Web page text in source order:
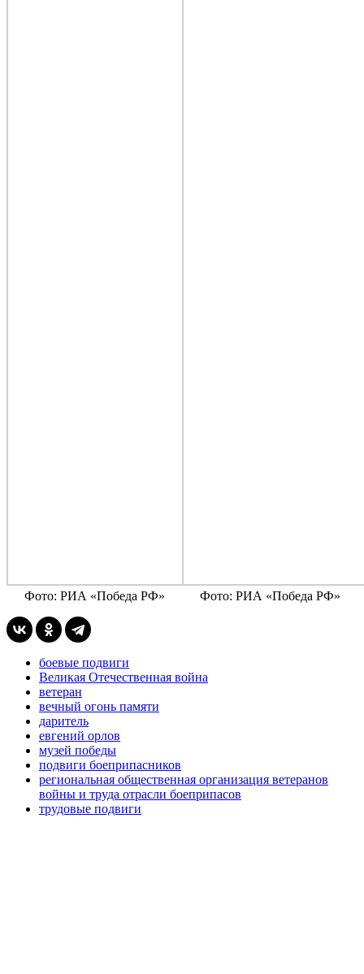
Фото: РИА «Победа РФ» Фото: РИА «Победа РФ»
боевые подвиги
Великая Отечественная война
ветеран
вечный огонь памяти
даритель
евгений орлов
музей победы
подвиги боеприпасников
региональная общественная организация ветеранов
войны и труда отрасли боеприпасов
трудовые подвиги